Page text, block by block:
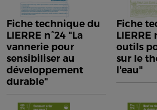
Fiche technique du
LIERRE n°24 "La
vannerie pour
sensibiliser au
développement
durable"
Fiche
LIERRE
outils
sur le
l'eau"